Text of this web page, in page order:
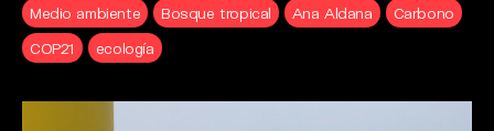
Medio ambiente
Bosque tropical Ana Aldana
Carbono
COP21
ecología